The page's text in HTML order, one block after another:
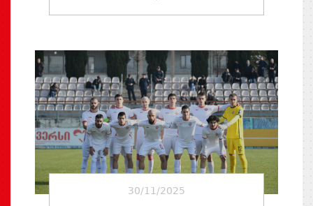
30/11/2025